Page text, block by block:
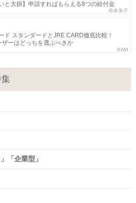
と大損】申請すればもらえる8つの給付金
舟本美子
ド スタンダードとJRE CARD徹底比較！
ザーはどっちを選ぶべきか
KIWI
「企業型」